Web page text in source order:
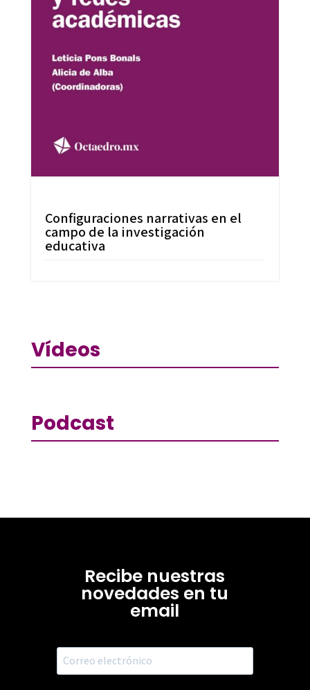
Configuraciones narrativas en el
campo de la investigación
educativa
Vídeos
Podcast
Recibe nuestras
novedades en tu
email